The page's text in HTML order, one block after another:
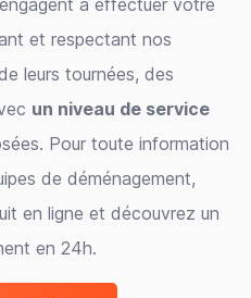
à effectuer votre
et respectant nos
leurs tournées, des
un niveau de service
Pour toute information
de déménagement,
en ligne et découvrez un
en 24h.